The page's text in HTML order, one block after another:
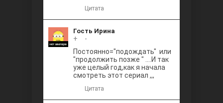
Цитата
Гость Ирина
+
-
Постоянно="подождать" или
"продолжить позже " ....И так
уже целый год,как я начала
смотреть этот сериал ,,,
Цитата